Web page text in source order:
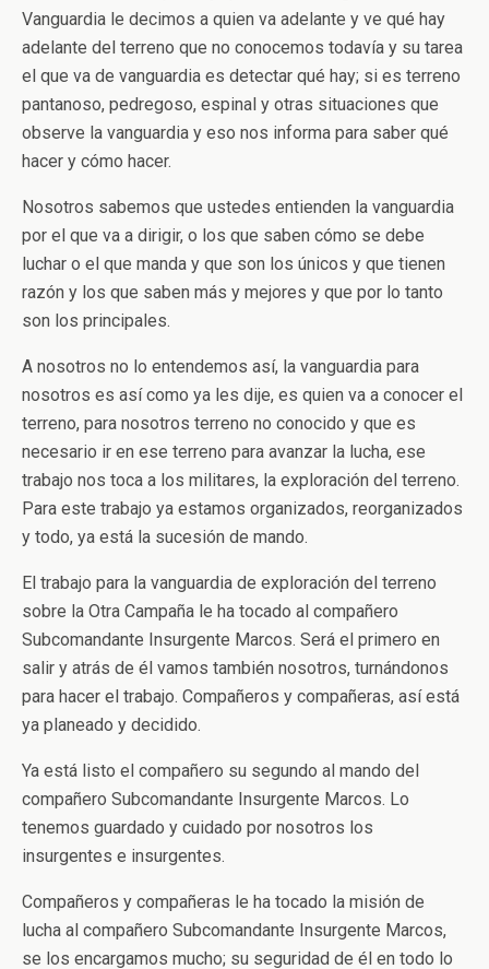
Vanguardia le decimos a quien va adelante y ve qué hay
adelante del terreno que no conocemos todavía y su tarea
el que va de vanguardia es detectar qué hay; si es terreno
pantanoso, pedregoso, espinal y otras situaciones que
observe la vanguardia y eso nos informa para saber qué
hacer y cómo hacer.
Nosotros sabemos que ustedes entienden la vanguardia
por el que va a dirigir, o los que saben cómo se debe
luchar o el que manda y que son los únicos y que tienen
razón y los que saben más y mejores y que por lo tanto
son los principales.
A nosotros no lo entendemos así, la vanguardia para
nosotros es así como ya les dije, es quien va a conocer el
terreno, para nosotros terreno no conocido y que es
necesario ir en ese terreno para avanzar la lucha, ese
trabajo nos toca a los militares, la exploración del terreno.
Para este trabajo ya estamos organizados, reorganizados
y todo, ya está la sucesión de mando.
El trabajo para la vanguardia de exploración del terreno
sobre la Otra Campaña le ha tocado al compañero
Subcomandante Insurgente Marcos. Será el primero en
salir y atrás de él vamos también nosotros, turnándonos
para hacer el trabajo. Compañeros y compañeras, así está
ya planeado y decidido.
Ya está listo el compañero su segundo al mando del
compañero Subcomandante Insurgente Marcos. Lo
tenemos guardado y cuidado por nosotros los
insurgentes e insurgentes.
Compañeros y compañeras le ha tocado la misión de
lucha al compañero Subcomandante Insurgente Marcos,
se los encargamos mucho; su seguridad de él en todo lo